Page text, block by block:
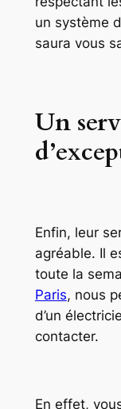
un système
saura vous
Un
Enfin, leur
agréable. Il
toute la
Paris, nous
d’un
contacter.
En effet,